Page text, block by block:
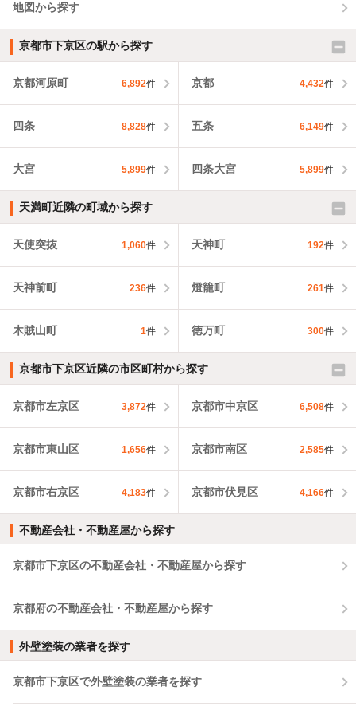
地図から探す
京都市下京区の駅から探す
京都河原町 6,892件 京都 4,432件
四条 8,828件 五条 6,149件
大宮 5,899件 四条大宮 5,899件
天満町近隣の町域から探す
天使突抜 1,060件 天神町 192件
天神前町 236件 燈籠町 261件
木賊山町 1件 徳万町 300件
京都市下京区近隣の市区町村から探す
京都市左京区 3,872件 京都市中京区 6,508件
京都市東山区 1,656件 京都市南区 2,585件
京都市右京区 4,183件 京都市伏見区 4,166件
不動産会社・不動産屋から探す
京都市下京区の不動産会社・不動産屋から探す
京都府の不動産会社・不動産屋から探す
外壁塗装の業者を探す
京都市下京区で外壁塗装の業者を探す